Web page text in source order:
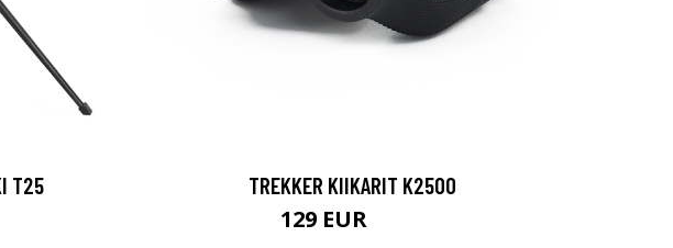
T25 TREKKER KIIKARIT K2500
129 EUR